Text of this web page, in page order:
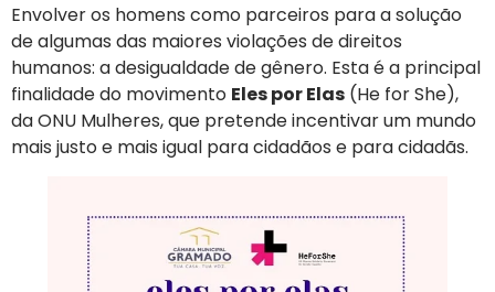
Envolver os homens como parceiros para a solução
de algumas das maiores violações de direitos
humanos: a desigualdade de gênero. Esta é a principal
finalidade do movimento Eles por Elas (He for She),
da ONU Mulheres, que pretende incentivar um mundo
mais justo e mais igual para cidadãos e para cidadãs.